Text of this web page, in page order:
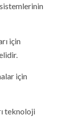
için
için
teknoloji